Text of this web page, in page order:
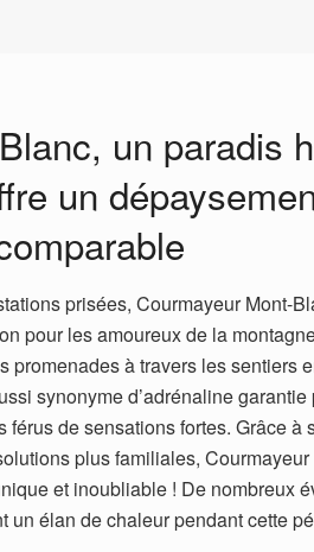
un paradis
un
prisées, Courmayeur Mont-
pour les amoureux de la
promenades à travers les sentiers
synonyme d’adrénaline garantie
de sensations fortes. Grâce à
plus familiales,
et inoubliable ! De nombreux
un élan de chaleur pendant cette